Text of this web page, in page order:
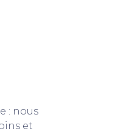
: nous
et